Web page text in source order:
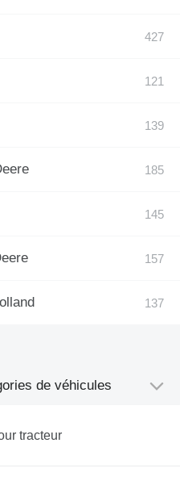
de véhicules
tracteur